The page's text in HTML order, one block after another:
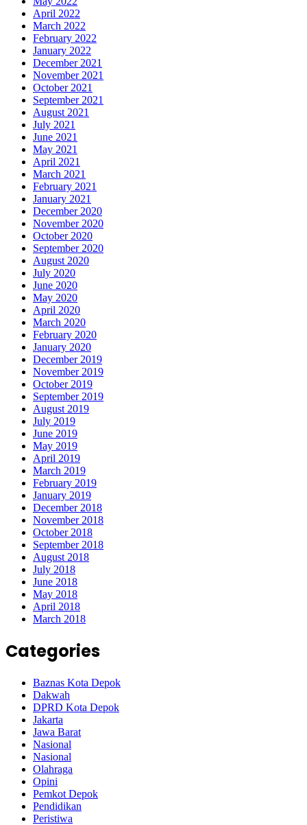
April 2022
March 2022
February 2022
January 2022
December 2021
November 2021
October 2021
September 2021
August 2021
July 2021
June 2021
May 2021
April 2021
March 2021
February 2021
January 2021
December 2020
November 2020
October 2020
September 2020
August 2020
July 2020
June 2020
May 2020
April 2020
March 2020
February 2020
January 2020
December 2019
November 2019
October 2019
September 2019
August 2019
July 2019
June 2019
May 2019
April 2019
March 2019
February 2019
January 2019
December 2018
November 2018
October 2018
September 2018
August 2018
July 2018
June 2018
May 2018
April 2018
March 2018
Categories
Baznas Kota Depok
Dakwah
DPRD Kota Depok
Jakarta
Jawa Barat
Nasional
Nasional
Olahraga
Opini
Pemkot Depok
Pendidikan
Peristiwa